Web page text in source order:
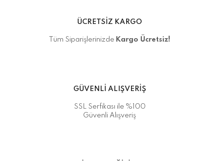
ÜCRETSİZ KARGO
Tüm Siparişlerinizde Kargo Ücretsiz!
GÜVENLİ ALIŞVERİŞ
SSL Serfikası ile %100
Güvenli Alışveriş